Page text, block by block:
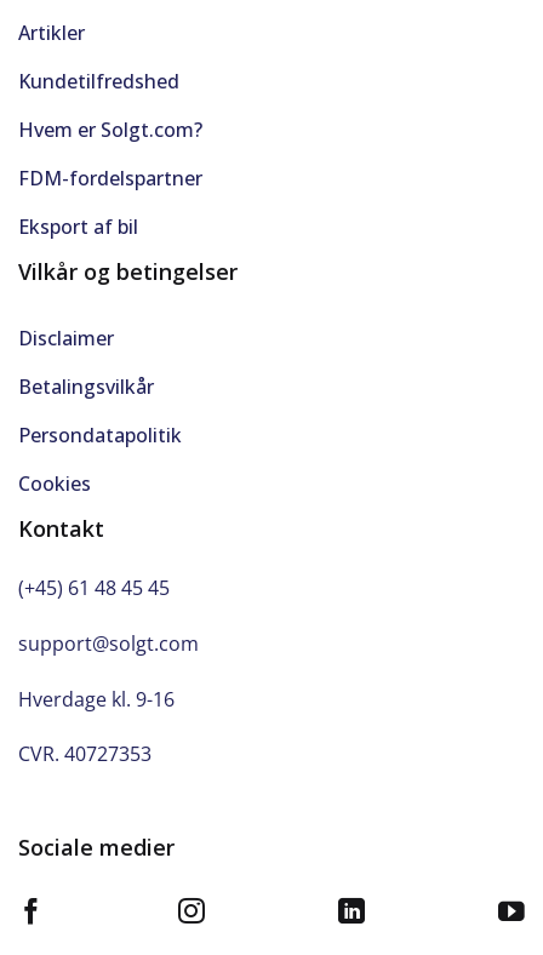
Artikler
Kundetilfredshed
Hvem er Solgt.com?
FDM-fordelspartner
Eksport af bil
Vilkår og betingelser
Disclaimer
Betalingsvilkår
Persondatapolitik
Cookies
Kontakt
(+45) 61 48 45 45
support@solgt.com
Hverdage kl. 9-16
CVR. 40727353
Sociale medier